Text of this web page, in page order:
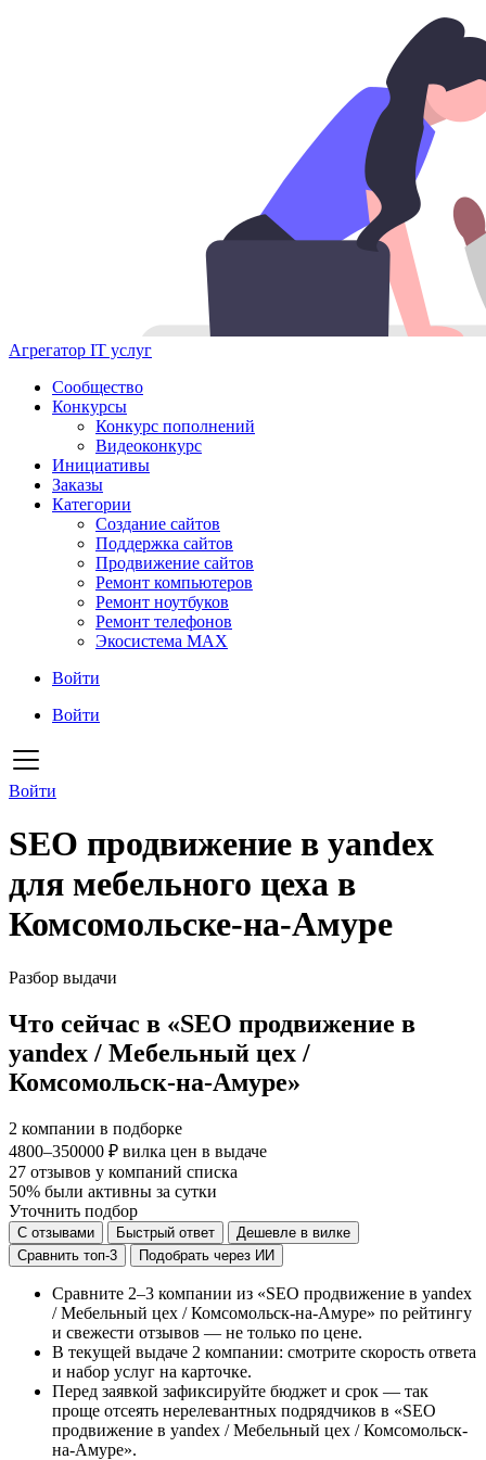
Агрегатор IT услуг
Сообщество
Конкурсы
Конкурс пополнений
Видеоконкурс
Инициативы
Заказы
Категории
Создание сайтов
Поддержка сайтов
Продвижение сайтов
Ремонт компьютеров
Ремонт ноутбуков
Ремонт телефонов
Экосистема MAX
Войти
Войти
Войти
SEO продвижение в yandex
для мебельного цеха в
Комсомольске-на-Амуре
Разбор выдачи
Что сейчас в «SEO продвижение в
yandex / Мебельный цех /
Комсомольск-на-Амуре»
2 компании в подборке
4800–350000 ₽ вилка цен в выдаче
27 отзывов у компаний списка
50% были активны за сутки
Уточнить подбор
С отзывами Быстрый ответ
Дешевле в вилке
Сравнить топ-3
Подобрать через ИИ
Сравните 2–3 компании из «SEO продвижение в yandex
/ Мебельный цех / Комсомольск-на-Амуре» по рейтингу
и свежести отзывов — не только по цене.
В текущей выдаче 2 компании: смотрите скорость ответа
и набор услуг на карточке.
Перед заявкой зафиксируйте бюджет и срок — так
проще отсеять нерелевантных подрядчиков в «SEO
продвижение в yandex / Мебельный цех / Комсомольск-
на-Амуре».